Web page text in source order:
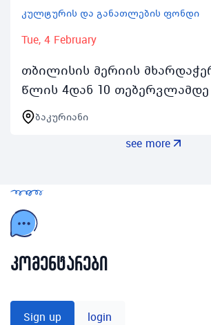
კულტურის და განათლების ფონდი
Tue, 4 February
თბილისის მერიის
წლის 4დან 10
მაცხოვრებელი 1722 წლის
ახალგაზრდებისთვის
განათლების ფონდისა და
ბაკურიანი
see more
კომენტარები
Sign up login